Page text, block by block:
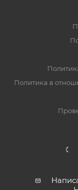
Политика в